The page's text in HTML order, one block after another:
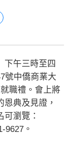
午三時至四
號中僑商業大
職禮。會上將
典及見證，
瀏覽：
9627。